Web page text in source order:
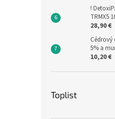
!
TRMX5
28,90 €
5% a
10,20 €
Toplist